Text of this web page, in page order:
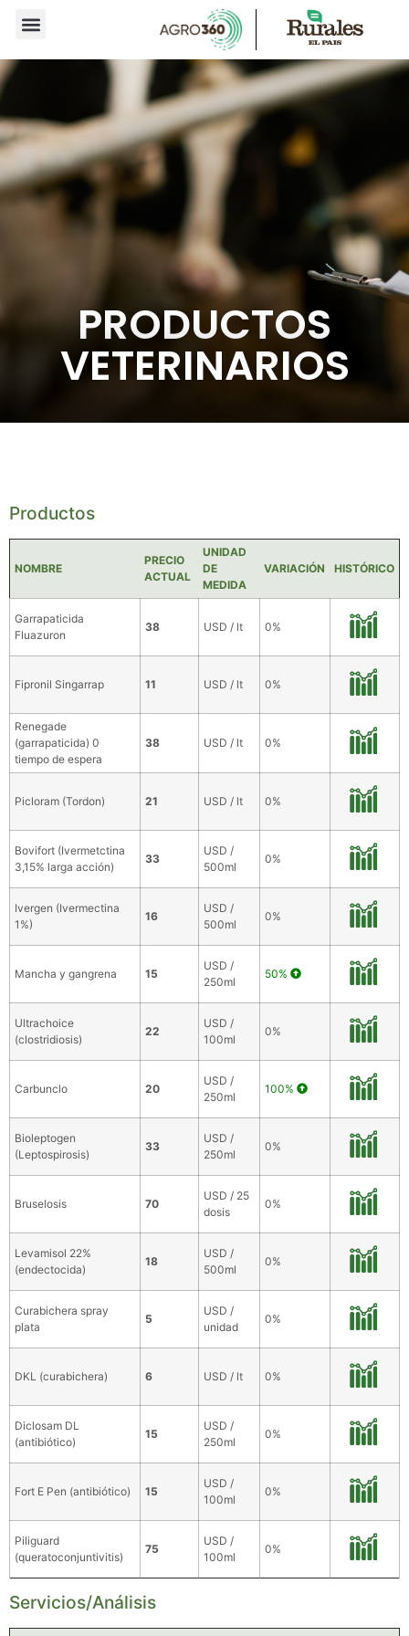
PRODUCTOS
VETERINARIOS
Productos
NOMBRE
PRECIO
ACTUAL
UNIDAD
DE
MEDIDA
VARIACIÓN HISTÓRICO
Garrapaticida
Fluazuron
38 USD / lt 0%
Fipronil Singarrap 11 USD / lt 0%
Renegade
(garrapaticida) 0
tiempo de espera
38 USD / lt 0%
Picloram (Tordon) 21 USD / lt 0%
Bovifort (Ivermetctina
3,15% larga acción)
33
USD /
500ml
0%
Ivergen (Ivermectina
1%)
16
USD /
500ml
0%
Mancha y gangrena 15
USD /
250ml
50%
Ultrachoice
(clostridiosis)
22
USD /
100ml
0%
Carbunclo 20
USD /
250ml
100%
Bioleptogen
(Leptospirosis)
33
USD /
250ml
0%
Bruselosis 70
USD / 25
dosis
0%
Levamisol 22%
(endectocida)
18
USD /
500ml
0%
Curabichera spray
plata
5
USD /
unidad
0%
DKL (curabichera) 6 USD / lt 0%
Diclosam DL
(antibiótico)
15
USD /
250ml
0%
Fort E Pen (antibiótico) 15
USD /
100ml
0%
Piliguard
(queratoconjuntivitis)
75
USD /
100ml
0%
Servicios/Análisis